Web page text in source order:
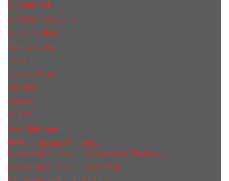
Salvador Dali
Salvatore Ferragamo
Sergio Tacchini
Tiziana Terenzi
Tom Ford
Tommy Hilfiger
Valentino
Versace
Xerjoff
Yves Saint Laurent
Парфюмерия Премиум
Парфюмерия Made In UAE (Духи из Эмиратов)
Парфюмерия Made In UAE A Plus